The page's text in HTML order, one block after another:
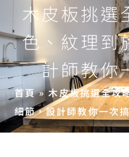
木皮板挑選
色、紋理到
計師教你
首頁»木皮板挑選全攻
細節，設計師教你一次